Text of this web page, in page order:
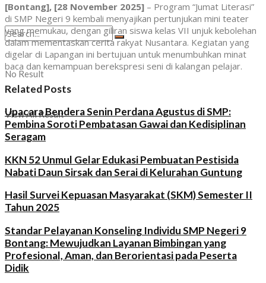
No Result
View All Result
[Bontang], [28 November 2025] – Program “Jumat Literasi”
di SMP Negeri 9 kembali menyajikan pertunjukan mini teater
yang memukau, dengan giliran siswa kelas VII unjuk kebolehan
dalam mementaskan cerita rakyat Nusantara. Kegiatan yang
digelar di Lapangan ini bertujuan untuk menumbuhkan minat
baca dan kemampuan berekspresi seni di kalangan pelajar.
Related Posts
Upacara Bendera Senin Perdana Agustus di SMP:
Pembina Soroti Pembatasan Gawai dan Kedisiplinan
Seragam
KKN 52 Unmul Gelar Edukasi Pembuatan Pestisida
Nabati Daun Sirsak dan Serai di Kelurahan Guntung
Hasil Survei Kepuasan Masyarakat (SKM) Semester II
Tahun 2025
Standar Pelayanan Konseling Individu SMP Negeri 9
Bontang: Mewujudkan Layanan Bimbingan yang
Profesional, Aman, dan Berorientasi pada Peserta
Didik